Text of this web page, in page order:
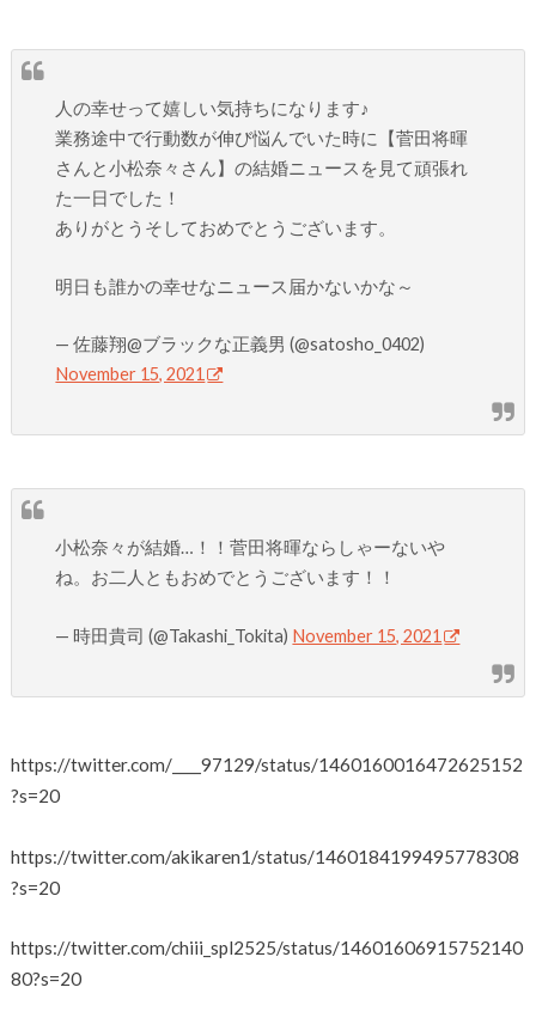
人の幸せって嬉しい気持ちになります♪
業務途中で行動数が伸び悩んでいた時に【菅田将暉
さんと小松奈々さん】の結婚ニュースを見て頑張れ
た一日でした！
ありがとうそしておめでとうございます。
明日も誰かの幸せなニュース届かないかな～
— 佐藤翔@ブラックな正義男 (@satosho_0402)
November 15, 2021
小松奈々が結婚…！！菅田将暉ならしゃーないや
ね。お二人ともおめでとうございます！！
— 時田貴司 (@Takashi_Tokita) November 15, 2021
https://twitter.com/____97129/status/1460160016472625152
?s=20
https://twitter.com/akikaren1/status/1460184199495778308
?s=20
https://twitter.com/chiii_spl2525/status/14601606915752140
80?s=20